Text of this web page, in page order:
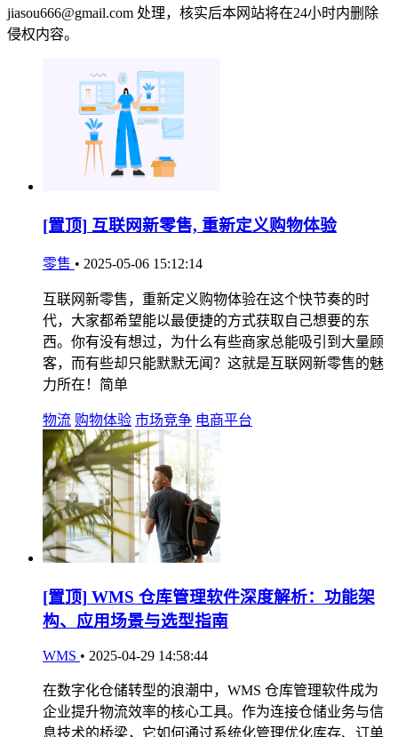
jiasou666@gmail.com 处理，核实后本网站将在24小时内删除
侵权内容。
[置顶] 互联网新零售, 重新定义购物体验
零售 • 2025-05-06 15:12:14
互联网新零售，重新定义购物体验在这个快节奏的时
代，大家都希望能以最便捷的方式获取自己想要的东
西。你有没有想过，为什么有些商家总能吸引到大量顾
客，而有些却只能默默无闻？这就是互联网新零售的魅
力所在！简单
物流 购物体验 市场竞争 电商平台
[置顶] WMS 仓库管理软件深度解析：功能架
构、应用场景与选型指南
WMS • 2025-04-29 14:58:44
在数字化仓储转型的浪潮中，WMS 仓库管理软件成为
企业提升物流效率的核心工具。作为连接仓储业务与信
息技术的桥梁，它如何通过系统化管理优化库存、订单